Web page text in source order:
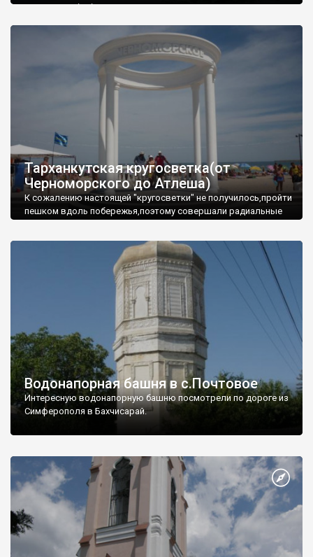
запрошую відвідати це
Тарханкутская кругосветка(от
Черноморского до Атлеша)
К сожалению настоящей "кругосветки" не получилось,пройти
пешком вдоль побережья,поэтому совершали радиальные
Водонапорная башня в с.Почтовое
Интересную водонапорную башню посмотрели по дороге из
Симферополя в Бахчисарай.